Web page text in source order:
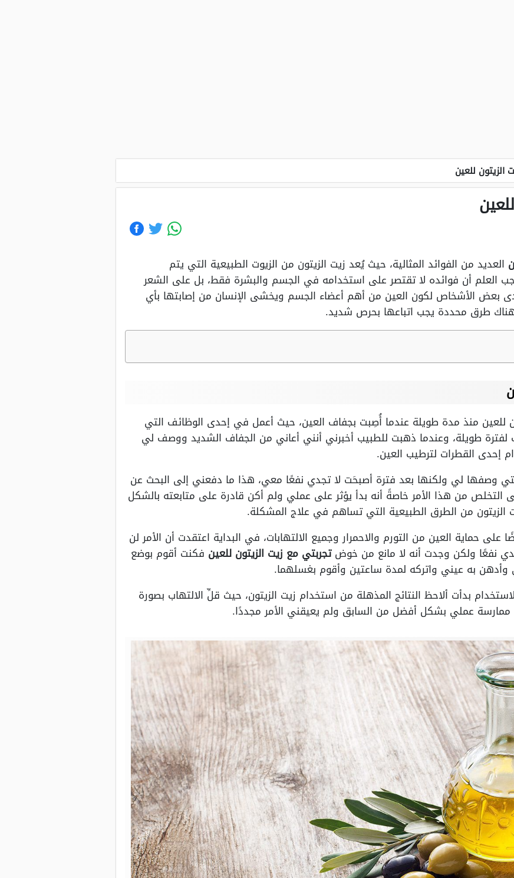
للعين
العديد من الفوائد المثالية، حيث يُعد زيت الزيتون من الزيوت الطبيعية التي يتم
العلم أن فوائده لا تقتصر على استخدامه في الجسم والبشرة فقط، بل على الشعر
لدى بعض الأشخاص لكون العين من أهم أعضاء الجسم ويخشى الإنسان من إصابتها بأي
طرق محددة يجب اتباعها بحرص شديد.
للعين منذ مدة طويلة عندما أُصِبت بجفاف العين، حيث أعمل في إحدى الوظائف التي
طويلة، وعندما ذهبت للطبيب أخبرني أنني أعاني من الجفاف الشديد ووصف لي
إحدى القطرات لترطيب العين.
وصفها لي ولكنها بعد فترة أصبحَت لا تجدي نفعًا معي، هذا ما دفعني إلى البحث عن
من هذا الأمر خاصةً أنه بدأ يؤثر على عملي ولم أكن قادرة على متابعته بالشكل
الزيتون من الطرق الطبيعية التي تساهم في علاج المشكلة.
حماية العين من التورم والاحمرار وجميع الالتهابات، في البداية اعتقدت أن الأمر لن
نفعًا ولكن وجدت أنه لا مانع من خوضتجربتي مع زيت الزيتون للعين فكنت أقوم بوضع
وأدهن به عيني واتركه لمدة ساعتين وأقوم بغسلهما.
بدأت ألاحظ النتائج المذهلة من استخدام زيت الزيتون، حيث قلِّ الالتهاب بصورة
ممارسة عملي بشكل أفضل من السابق ولم يعيقني الأمر مجددًا.